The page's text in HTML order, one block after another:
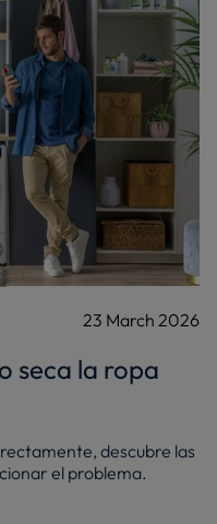
23 March 2026
seca la ropa
descubre las
el problema.